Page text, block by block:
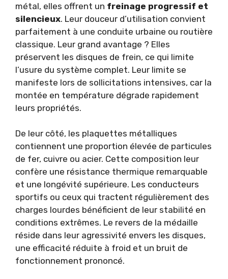
métal, elles offrent un freinage progressif et
silencieux. Leur douceur d’utilisation convient
parfaitement à une conduite urbaine ou routière
classique. Leur grand avantage ? Elles
préservent les disques de frein, ce qui limite
l’usure du système complet. Leur limite se
manifeste lors de sollicitations intensives, car la
montée en température dégrade rapidement
leurs propriétés.
De leur côté, les plaquettes métalliques
contiennent une proportion élevée de particules
de fer, cuivre ou acier. Cette composition leur
confère une résistance thermique remarquable
et une longévité supérieure. Les conducteurs
sportifs ou ceux qui tractent régulièrement des
charges lourdes bénéficient de leur stabilité en
conditions extrêmes. Le revers de la médaille
réside dans leur agressivité envers les disques,
une efficacité réduite à froid et un bruit de
fonctionnement prononcé.